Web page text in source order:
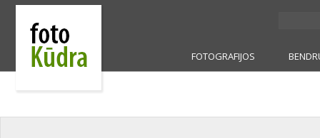
FOTOGRAFIJOS